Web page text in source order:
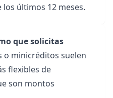
los últimos 12 meses.
que solicitas
o minicréditos suelen
flexibles de
son montos